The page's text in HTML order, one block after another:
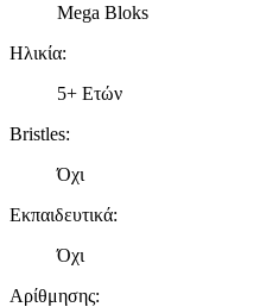
Mega Bloks
Ηλικία:
5+ Ετών
Bristles:
Όχι
Εκπαιδευτικά:
Όχι
Αρίθμησης: